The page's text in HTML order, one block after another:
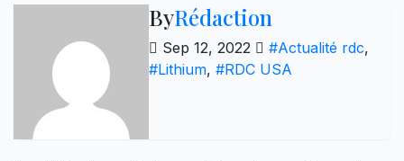
ByRédaction
Sep 12, 2022 #Actualité rdc,
#Lithium, #RDC USA